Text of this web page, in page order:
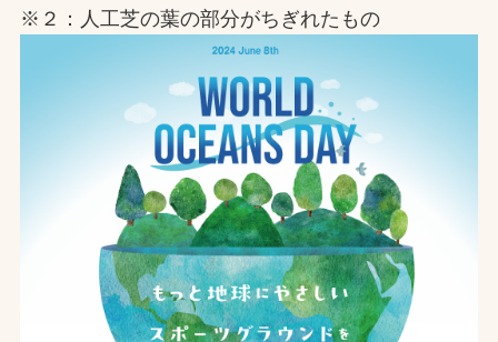
※２：人工芝の葉の部分がちぎれたもの